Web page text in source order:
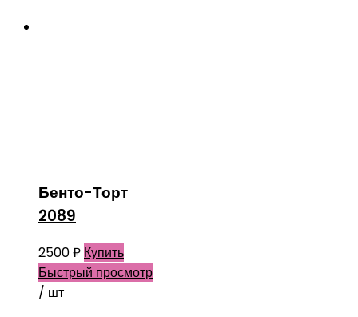
Бенто-Торт
2089
2500₽ Купить
Быстрый просмотр
/ шт